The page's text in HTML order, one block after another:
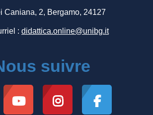
Caniana, 2, Bergamo, 24127
: didattica.online@unibg.it
suivre